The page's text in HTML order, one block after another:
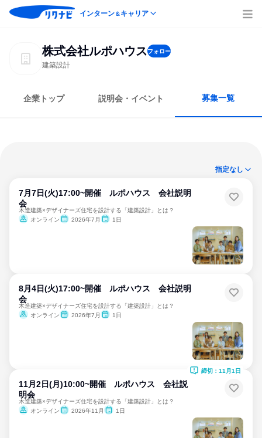
インターン＆キャリア
株式会社ルポハウスフォロー
建築設計
企業トップ 説明会・イベント 募集一覧
指定なし
7月7日(火)17:00~開催 ルポハウス 会社説明
会
木造建築×デザイナーズ住宅を設計する「建築設計」とは？
オンライン
2026年7月 1日
8月4日(火)17:00~開催 ルポハウス 会社説明
会
木造建築×デザイナーズ住宅を設計する「建築設計」とは？
オンライン
2026年7月 1日
11月2日(月)10:00~開催 ルポハウス 会社説
明会
木造建築×デザイナーズ住宅を設計する「建築設計」とは？
オンライン
2026年11月 1日
締切：11月1日